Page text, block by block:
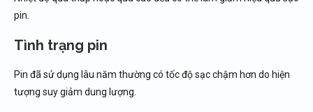
pin.
Tình trạng pin
Pin đã sử dụng lâu năm thường có tốc độ sạc chậm hơn do hiện
tượng suy giảm dung lượng.